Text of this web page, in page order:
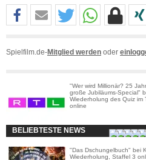
Spielfilm.de-Mitglied werden oder
"Wer wird Millionär? 25
große Jubiläums-Special"
Wiederholung des Quiz im
online
BELIEBTESTE NEWS
"Das Dschungelbuch" bei
Wiederholung, Staffel 3